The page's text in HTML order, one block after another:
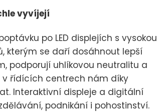
vyvíjejí
po LED displejích s vysokou
kterým se daří dosáhnout lepší
podporují uhlíkovou neutralitu a
v řídících centrech nám díky
Interaktivní displeje a digitální
podnikání i pohostinství.